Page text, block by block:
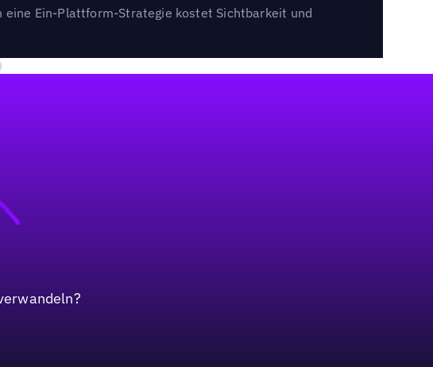
eine Ein-Plattform-Strategie kostet Sichtbarkeit und